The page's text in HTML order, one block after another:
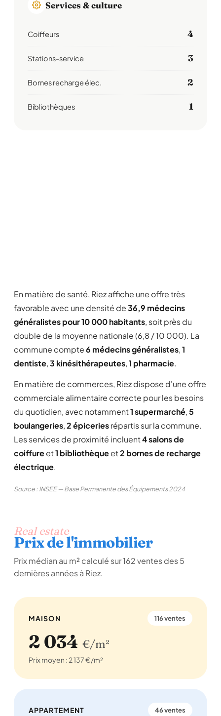
Services & culture
Coiffeurs 4
Stations-service 3
Bornes recharge élec. 2
Bibliothèques 1
En matière de santé, Riez affiche une offre très
favorable avec une densité de36,9 médecins
généralistes pour 10 000 habitants, soit près du
double de la moyenne nationale (6,8 / 10 000). La
commune compte6 médecins généralistes,1
dentiste,3 kinésithérapeutes,1 pharmacie.
En matière de commerces, Riez dispose d'une offre
commerciale alimentaire correcte pour les besoins
du quotidien, avec notamment1 supermarché,5
boulangeries,2 épiceriesrépartis sur la commune.
Les services de proximité incluent4 salons de
coiffureet1 bibliothèqueet2 bornes de recharge
électrique.
Source : INSEE — Base Permanente des Équipements 2024
Real estate
Prix de l'immobilier
Prix médian au m² calculé sur 162 ventes des 5
dernières années à Riez.
MAISON 116 ventes
2 034 €/m²
Prix moyen : 2 137 €/m²
APPARTEMENT 46 ventes